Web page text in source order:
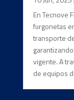
En Tecnove
furgonetas
transporte
vigente. A
de equipos